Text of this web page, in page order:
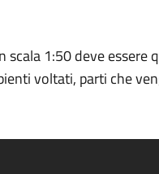
1:50 deve
voltati, parti che